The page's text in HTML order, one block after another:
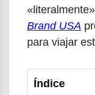
Brand USA
para viajar
Índice